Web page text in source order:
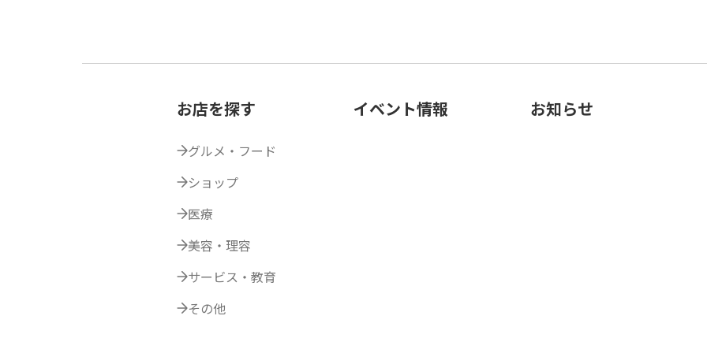
お店を探す
グルメ・フード
ショップ
医療
美容・理容
サービス・教育
その他
イベント情報 お知らせ